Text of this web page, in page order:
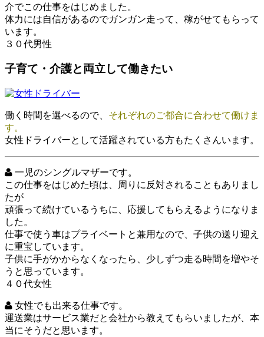
介でこの仕事をはじめました。
体力には自信があるのでガンガン走って、稼がせてもらって
います。
３０代男性
子育て・介護と両立して働きたい
働く時間を選べるので、 それぞれのご都合に合わせて働けま
す。
女性ドライバーとして活躍されている方もたくさんいます。
一児のシングルマザーです。
この仕事をはじめた頃は、周りに反対されることもありまし
たが
頑張って続けているうちに、応援してもらえるようになりま
した。
仕事で使う車はプライベートと兼用なので、子供の送り迎え
に重宝しています。
子供に手がかからなくなったら、少しずつ走る時間を増やそ
うと思っています。
４０代女性
女性でも出来る仕事です。
運送業はサービス業だと会社から教えてもらいましたが、本
当にそうだと思います。